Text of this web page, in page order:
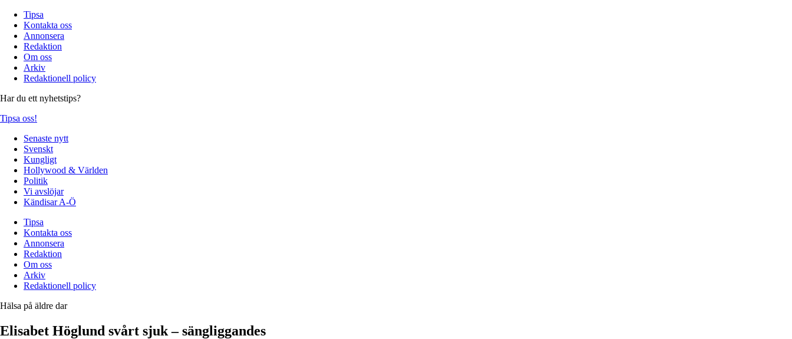
Tipsa
Kontakta oss
Annonsera
Redaktion
Om oss
Arkiv
Redaktionell policy
Har du ett nyhetstips?
Tipsa oss!
Senaste nytt
Svenskt
Kungligt
Hollywood & Världen
Politik
Vi avslöjar
Kändisar A-Ö
Tipsa
Kontakta oss
Annonsera
Redaktion
Om oss
Arkiv
Redaktionell policy
Hälsa på äldre dar
Elisabet Höglund svårt sjuk – sängliggandes